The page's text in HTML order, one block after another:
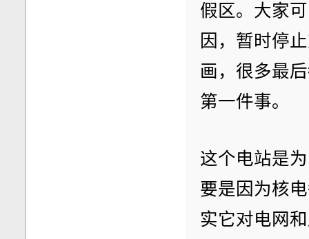
假区。大家
因，暂时停
画，很多最
第一件事。
这个电站是
要是因为核
实它对电网